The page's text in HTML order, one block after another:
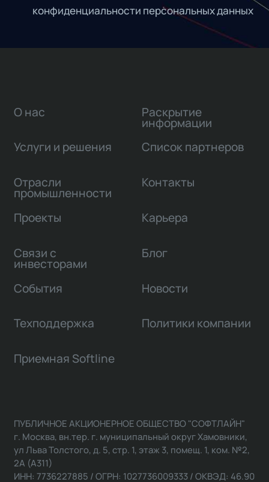
конфиденциальности персональных данных
О нас
Услуги и решения
Отрасли
промышленности
Проекты
Связи с
инвесторами
Раскрытие
информации
Список партнеров
Контакты
Карьера
Блог
События Новости
Техподдержка Политики компании
Приемная Softline
ПУБЛИЧНОЕ АКЦИОНЕРНОЕ ОБЩЕСТВО "СОФТЛАЙН"
г. Москва, вн.тер. г. муниципальный округ Хамовники,
ул Льва Толстого, д. 5, стр. 1, этаж 3, помещ. 1, ком. №2,
2А (А311)
ИНН: 7736227885 / ОГРН: 1027736009333 / ОКВЭД: 46.90